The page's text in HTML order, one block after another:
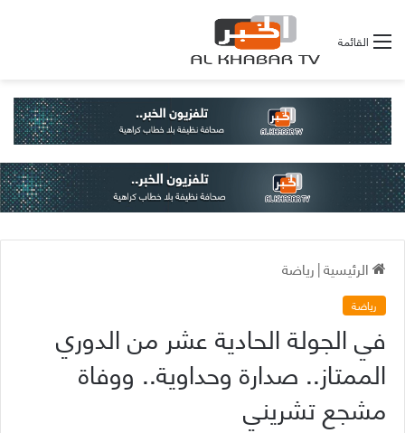
القائمة
الرئيسية|رياضة
رياضة
في الجولة الحادية عشر من الدوري
الممتاز.. صدارة وحداوية.. ووفاة
مشجع تشريني